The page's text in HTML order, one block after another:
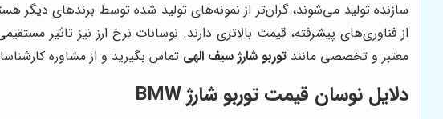
از فناوری‌های پیشرفته، قیمت بالاتری دارند. نوسانات نرخ ارز نیز تاثیر
معتبر و تخصصی مانند توربو شارژ سیف الهی تماس بگیرید و از مشاوره
دلایل نوسان قیمت توربو شارژ BMW